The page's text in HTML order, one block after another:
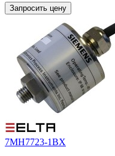
Запросить цену
7MH7723-1BX